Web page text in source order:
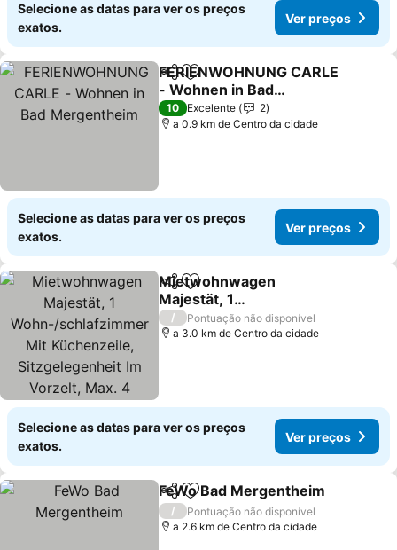
Selecione as datas para ver os preços
exatos.
Ver preços
PartilharAdicionar aos favoritos
FERIENWOHNUNG CARLE
- Wohnen in Bad
Mergentheim
Ver preços
10 Excelente
2
a 0.9 km de Centro da cidade
Selecione as datas para ver os preços
exatos.
Ver preços
PartilharAdicionar aos favoritos
Mietwohnwagen
Majestät, 1
Wohn-/schlafzimmer Mit
Küchenzeile,
Ver preços
/
Pontuação não disponível
a 3.0 km de Centro da cidade
Selecione as datas para ver os preços
exatos.
Ver preços
PartilharAdicionar aos favoritos
FeWo Bad Mergentheim
/
Pontuação não disponível
a 2.6 km de Centro da cidade